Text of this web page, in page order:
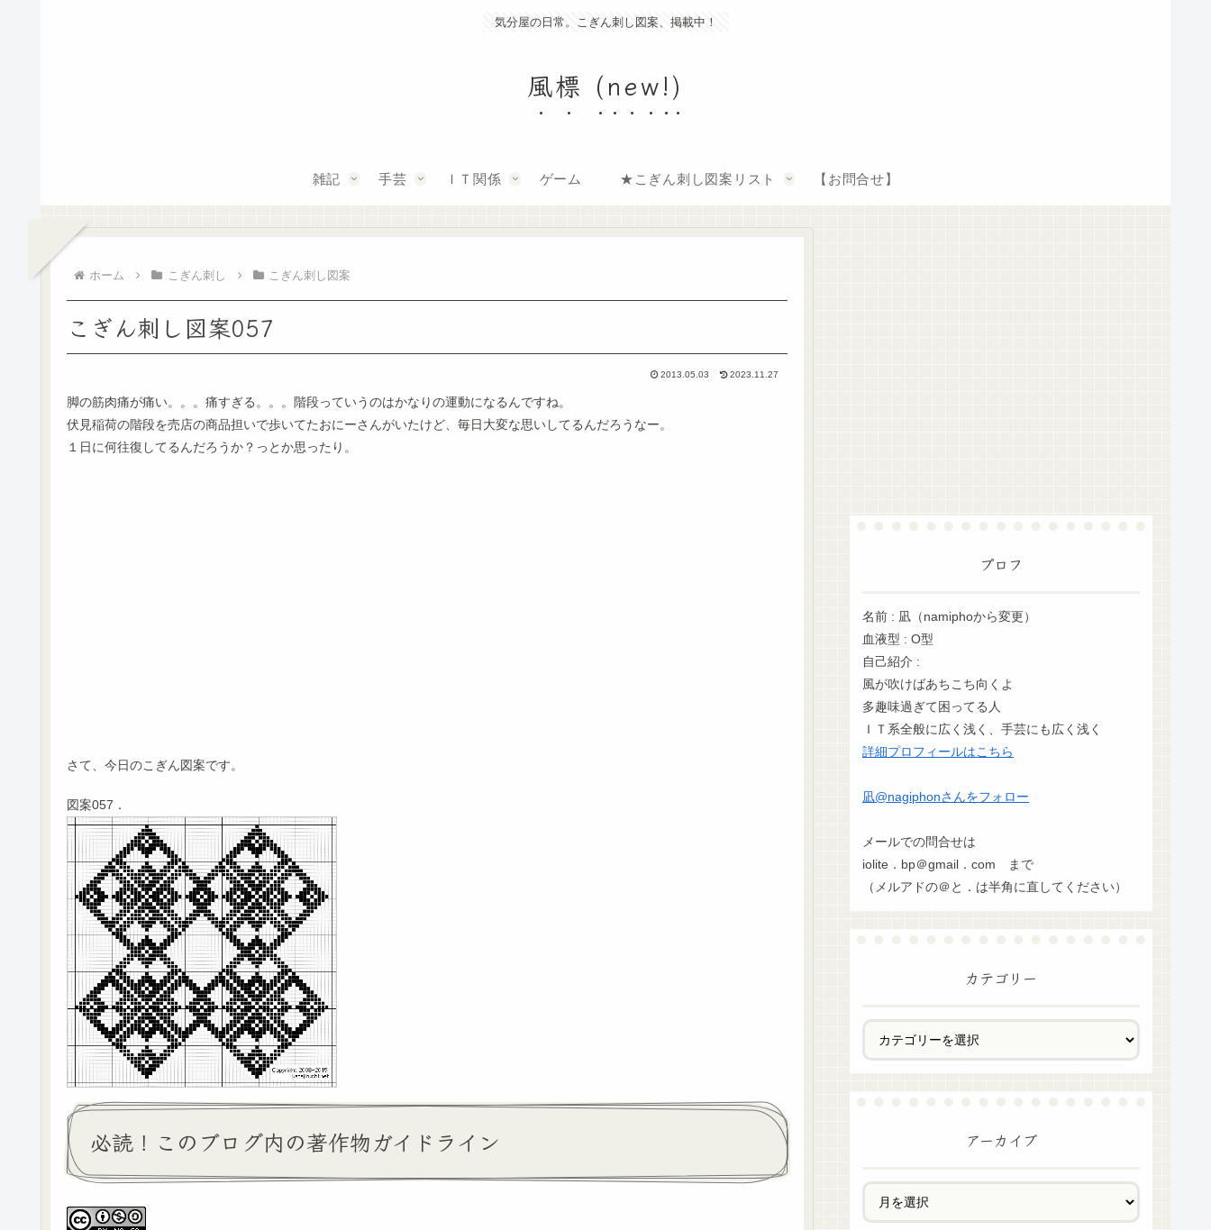
気分屋の日常。こぎん刺し図案、掲載中！
風標 (new!)
雑記 手芸 ＩＴ関係 ゲーム ★こぎん刺し図案リスト 【お問合せ】
ホーム こぎん刺し こぎん刺し図案
こぎん刺し図案057
2013.05.03 2023.11.27
脚の筋肉痛が痛い。。。痛すぎる。。。階段っていうのはかなりの運動になるんですね。
伏見稲荷の階段を売店の商品担いで歩いてたおにーさんがいたけど、毎日大変な思いしてるんだろうなー。
１日に何往復してるんだろうか？っとか思ったり。
さて、今日のこぎん図案です。
図案057．
必読！このブログ内の著作物ガイドライン
プロフ
名前 : 凪（namiphoから変更）
血液型 : O型
自己紹介 :
風が吹けばあちこち向くよ
多趣味過ぎて困ってる人
ＩＴ系全般に広く浅く、手芸にも広く浅く
詳細プロフィールはこちら
凪@nagiphonさんをフォロー
メールでの問合せは
iolite．bp＠gmail．com まで
（メルアドの＠と．は半角に直してください）
カテゴリー
アーカイブ